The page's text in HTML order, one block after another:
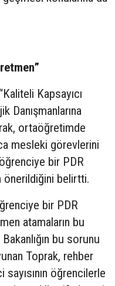
Kapsayıcı
Danışmanlarına
ortaöğretimde
mesleki görevlerini
bir PDR
belirtti.
bir PDR
atamaların bu
bu sorunu
Toprak, rehber
öğrencilerle